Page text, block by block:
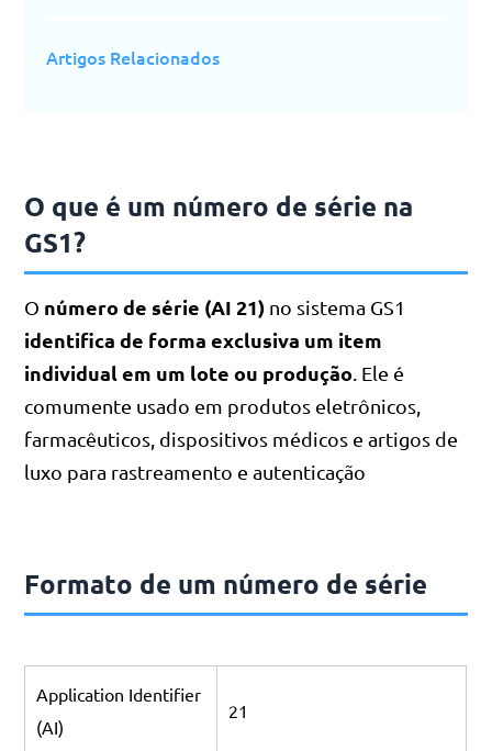
Artigos Relacionados
O que é um número de série na
GS1?
O número de série (AI 21) no sistema GS1
identifica de forma exclusiva um item
individual em um lote ou produção . Ele é
comumente usado em produtos eletrônicos,
farmacêuticos, dispositivos médicos e artigos de
luxo para rastreamento e autenticação
Formato de um número de série
Application Identifier
(AI)
21